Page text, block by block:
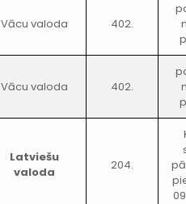
Vācu valoda 402.
Vācu valoda 402.
Latviešu
valoda
204.